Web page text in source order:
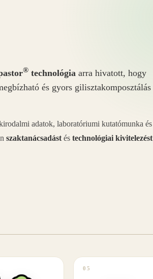
® technológia arra hivatott, hogy
és gyors gilisztakomposztálás
adatok, laboratóriumi kutatómunka és
szaktanácsadást és technológiai kivitelezést
05